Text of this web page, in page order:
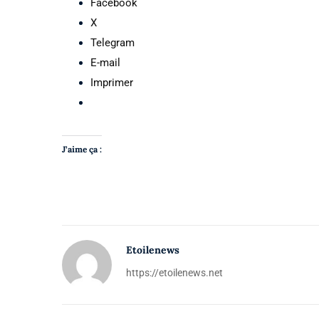
Facebook
X
Telegram
E-mail
Imprimer
J’aime ça :
Etoilenews
https://etoilenews.net